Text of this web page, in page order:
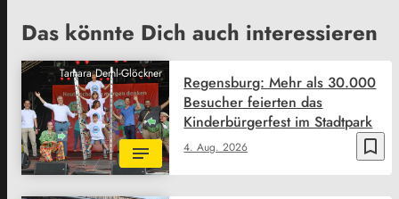
Das könnte Dich auch interessieren
Tamara Deml-Glöckner
bookmark_border
4. Aug. 2026
Regensburg: Mehr als 30.000
Besucher feierten das
Kinderbürgerfest im Stadtpark